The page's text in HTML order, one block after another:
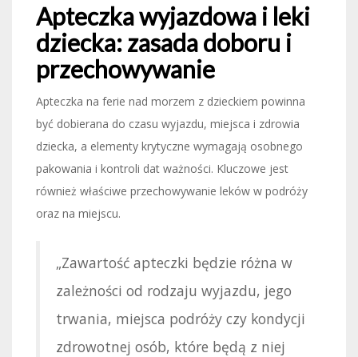
Apteczka wyjazdowa i leki
dziecka: zasada doboru i
przechowywanie
Apteczka na ferie nad morzem z dzieckiem powinna
być dobierana do czasu wyjazdu, miejsca i zdrowia
dziecka, a elementy krytyczne wymagają osobnego
pakowania i kontroli dat ważności. Kluczowe jest
również właściwe przechowywanie leków w podróży
oraz na miejscu.
„Zawartość apteczki będzie różna w
zależności od rodzaju wyjazdu, jego
trwania, miejsca podróży czy kondycji
zdrowotnej osób, które będą z niej